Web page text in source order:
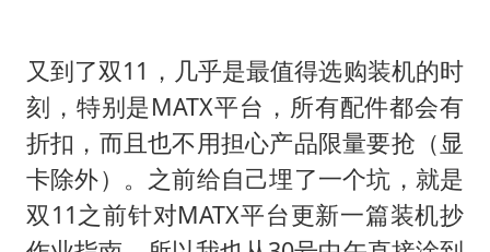
以军士兵把枪口对准中国记者
上门女婿出轨女邻居多年被判重婚罪
韩军前线部队连曝丑闻
《龙餐馆》 冲奖
笔试第一被劝弃考涉事副校长被撤职
又到了双11，几乎是最值得选购装机的时
刻，特别是MATX平台，所有配件都会有
折扣，而且也不用担心产品限量要抢（显
卡除外）。之前给自己埋了一个坑，就是
双11之前针对MATX平台更新一篇装机抄